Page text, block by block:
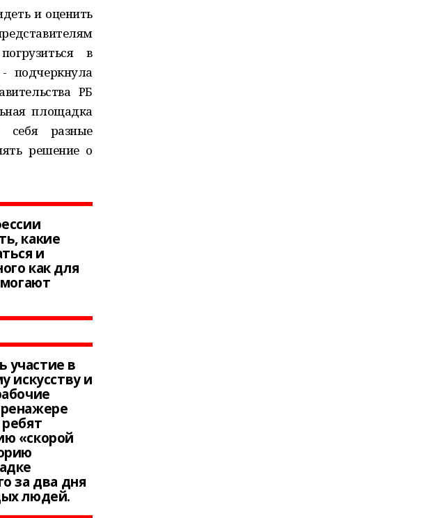
и оценить
в
подчеркнула
РБ
площадка
себя разные
решение о
какие
и
как для
участие в
искусству и
«скорой
за два дня
людей.